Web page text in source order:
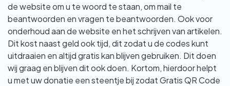
de website om u te woord te staan, om mail te
beantwoorden en vragen te beantwoorden. Ook voor
onderhoud aan de website en het schrijven van artikelen.
Dit kost naast geld ook tijd, dit zodat u de codes kunt
uitdraaien en altijd gratis kan blijven gebruiken. Dit doen
wij graag en blijven dit ook doen. Kortom, hierdoor helpt
u met uw donatie een steentje bij zodat Gratis QR Code